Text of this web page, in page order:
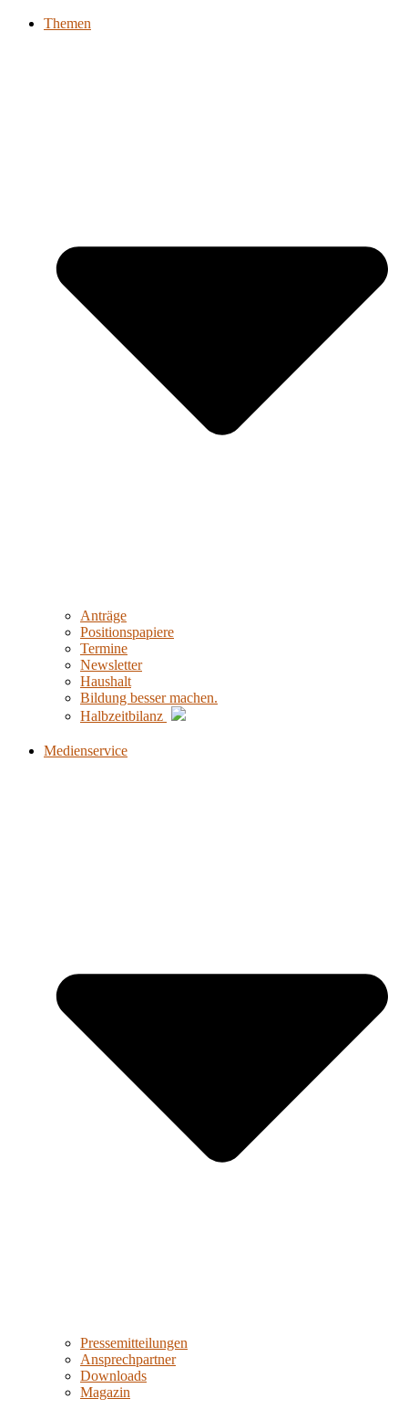
Themen
Anträge
Positionspapiere
Termine
Newsletter
Haushalt
Bildung besser machen.
Halbzeitbilanz
Medienservice
Pressemitteilungen
Ansprechpartner
Downloads
Magazin